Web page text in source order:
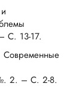
С. 13-17.
2. – С. 2-8.